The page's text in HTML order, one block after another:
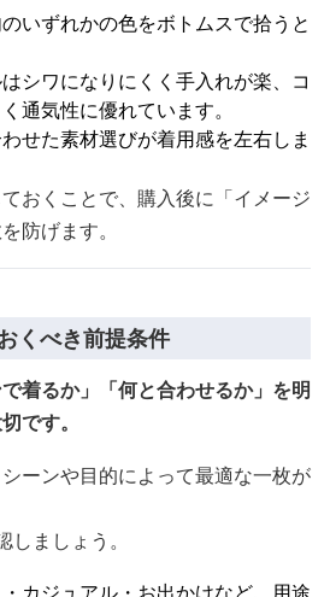
いずれかの色をボトムスで拾うと
シワになりにくく手入れが楽、コ
通気性に優れています。
せた素材選びが着用感を左右しま
おくことで、購入後に「イメージ
防げます。
くべき前提条件
着るか」「何と合わせるか」を明
です。
ーンや目的によって最適な一枚が
ましょう。